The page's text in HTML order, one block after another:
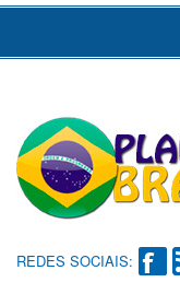
REDES SOCIAIS: